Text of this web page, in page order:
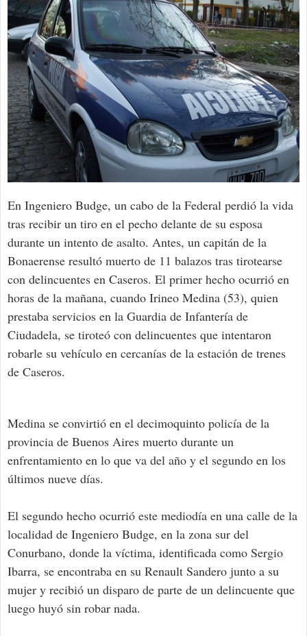
En Ingeniero Budge, un cabo de la Federal perdió la vida
tras recibir un tiro en el pecho delante de su esposa
durante un intento de asalto. Antes, un capitán de la
Bonaerense resultó muerto de 11 balazos tras tirotearse
con delincuentes en Caseros. El primer hecho ocurrió en
horas de la mañana, cuando Irineo Medina (53), quien
prestaba servicios en la Guardia de Infantería de
Ciudadela, se tiroteó con delincuentes que intentaron
robarle su vehículo en cercanías de la estación de trenes
de Caseros.
Medina se convirtió en el decimoquinto policía de la
provincia de Buenos Aires muerto durante un
enfrentamiento en lo que va del año y el segundo en los
últimos nueve días.
El segundo hecho ocurrió este mediodía en una calle de la
localidad de Ingeniero Budge, en la zona sur del
Conurbano, donde la víctima, identificada como Sergio
Ibarra, se encontraba en su Renault Sandero junto a su
mujer y recibió un disparo de parte de un delincuente que
luego huyó sin robar nada.